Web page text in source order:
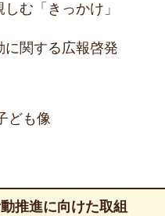
む「きっかけ」
関する広報啓発
ども像
推進に向けた取組